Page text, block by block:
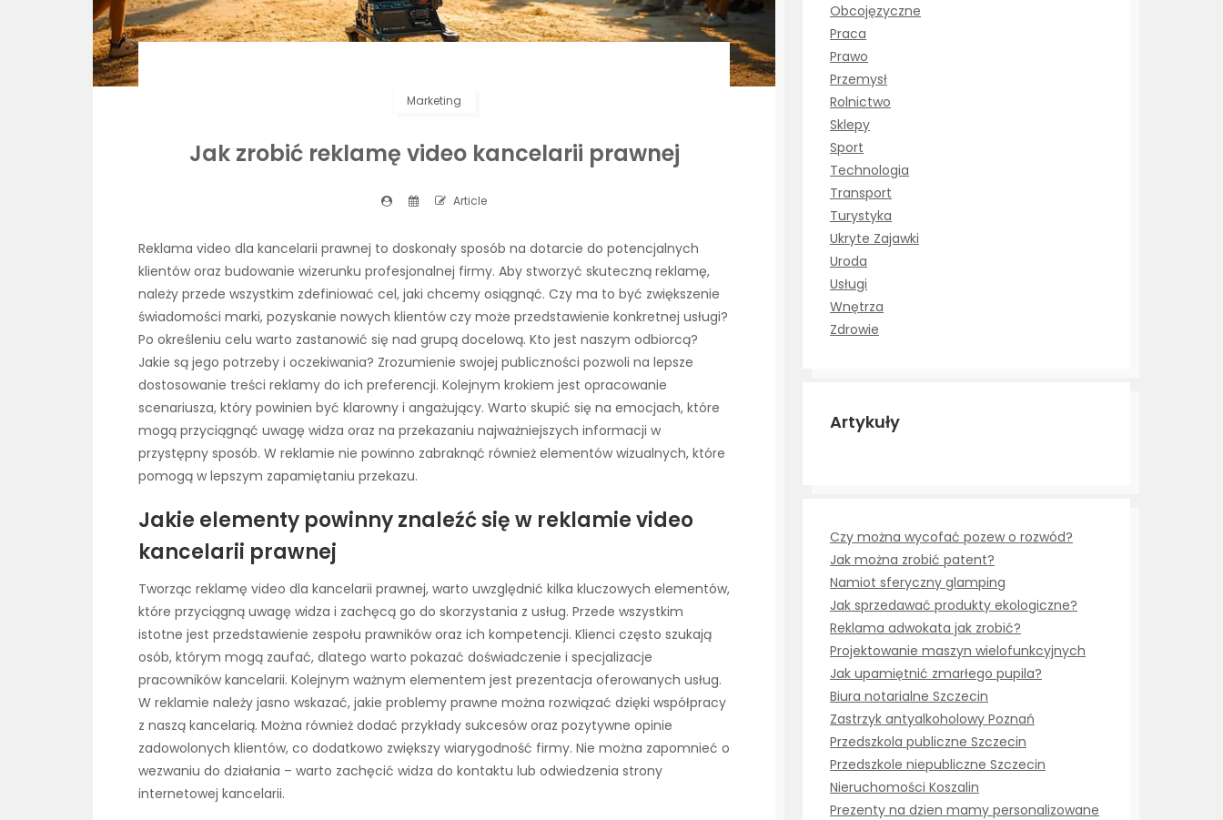
Marketing
Jak zrobić reklamę video kancelarii prawnej
Article
Reklama video dla kancelarii prawnej to doskonały sposób na dotarcie do potencjalnych
klientów oraz budowanie wizerunku profesjonalnej firmy. Aby stworzyć skuteczną reklamę,
należy przede wszystkim zdefiniować cel, jaki chcemy osiągnąć. Czy ma to być zwiększenie
świadomości marki, pozyskanie nowych klientów czy może przedstawienie konkretnej usługi?
Po określeniu celu warto zastanowić się nad grupą docelową. Kto jest naszym odbiorcą?
Jakie są jego potrzeby i oczekiwania? Zrozumienie swojej publiczności pozwoli na lepsze
dostosowanie treści reklamy do ich preferencji. Kolejnym krokiem jest opracowanie
scenariusza, który powinien być klarowny i angażujący. Warto skupić się na emocjach, które
mogą przyciągnąć uwagę widza oraz na przekazaniu najważniejszych informacji w
przystępny sposób. W reklamie nie powinno zabraknąć również elementów wizualnych, które
pomogą w lepszym zapamiętaniu przekazu.
Jakie elementy powinny znaleźć się w reklamie video
kancelarii prawnej
Tworząc reklamę video dla kancelarii prawnej, warto uwzględnić kilka kluczowych elementów,
które przyciągną uwagę widza i zachęcą go do skorzystania z usług. Przede wszystkim
istotne jest przedstawienie zespołu prawników oraz ich kompetencji. Klienci często szukają
osób, którym mogą zaufać, dlatego warto pokazać doświadczenie i specjalizacje
pracowników kancelarii. Kolejnym ważnym elementem jest prezentacja oferowanych usług.
W reklamie należy jasno wskazać, jakie problemy prawne można rozwiązać dzięki współpracy
z naszą kancelarią. Można również dodać przykłady sukcesów oraz pozytywne opinie
zadowolonych klientów, co dodatkowo zwiększy wiarygodność firmy. Nie można zapomnieć o
wezwaniu do działania – warto zachęcić widza do kontaktu lub odwiedzenia strony
internetowej kancelarii.
Obcojęzyczne
Praca
Prawo
Przemysł
Rolnictwo
Sklepy
Sport
Technologia
Transport
Turystyka
Ukryte Zajawki
Uroda
Usługi
Wnętrza
Zdrowie
Artykuły
Czy można wycofać pozew o rozwód?
Jak można zrobić patent?
Namiot sferyczny glamping
Jak sprzedawać produkty ekologiczne?
Reklama adwokata jak zrobić?
Projektowanie maszyn wielofunkcyjnych
Jak upamiętnić zmarłego pupila?
Biura notarialne Szczecin
Zastrzyk antyalkoholowy Poznań
Przedszkola publiczne Szczecin
Przedszkole niepubliczne Szczecin
Nieruchomości Koszalin
Prezenty na dzien mamy personalizowane